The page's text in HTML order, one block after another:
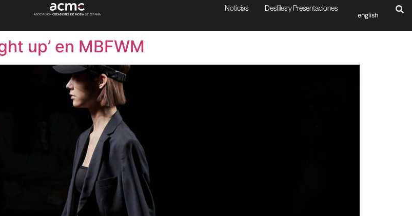
Noticias Desfiles y Presentaciones
english
up’ en MBFWM